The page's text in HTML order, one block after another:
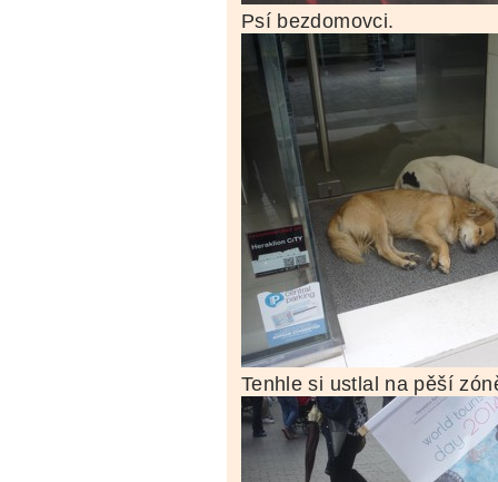
Psí bezdomovci.
Tenhle si ustlal na pěší